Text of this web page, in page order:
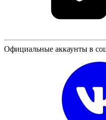
Официальные аккаунты в